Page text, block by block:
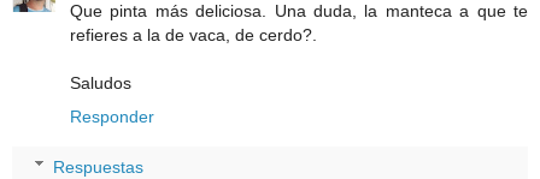
Que pinta más deliciosa. Una duda, la manteca a que te
refieres a la de vaca, de cerdo?.
Saludos
Responder
Respuestas